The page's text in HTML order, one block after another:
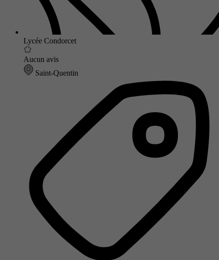
Lycée Condorcet
Aucun avis
Saint-Quentin